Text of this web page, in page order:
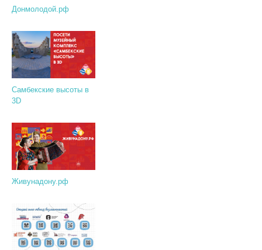
Донмолодой.рф
Самбекские высоты в
3D
Живунадону.рф